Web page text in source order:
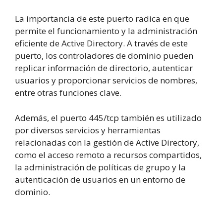
La importancia de este puerto radica en que
permite el funcionamiento y la administración
eficiente de Active Directory. A través de este
puerto, los controladores de dominio pueden
replicar información de directorio, autenticar
usuarios y proporcionar servicios de nombres,
entre otras funciones clave.
Además, el puerto 445/tcp también es utilizado
por diversos servicios y herramientas
relacionadas con la gestión de Active Directory,
como el acceso remoto a recursos compartidos,
la administración de políticas de grupo y la
autenticación de usuarios en un entorno de
dominio.